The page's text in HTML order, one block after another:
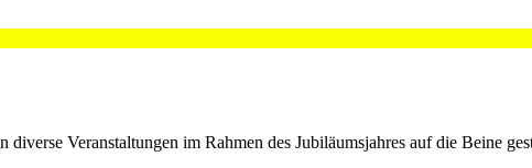
Veranstaltungen im Rahmen des Jubiläumsjahres auf die Beine